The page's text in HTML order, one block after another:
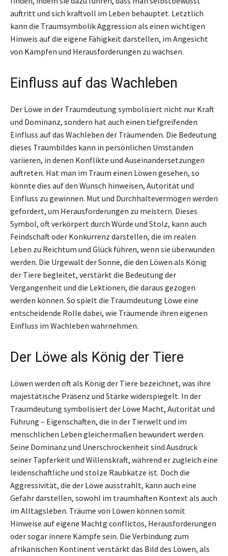
auftritt und sich kraftvoll im Leben behauptet. Letztlich
kann die Traumsymbolik Aggression als einen wichtigen
Hinweis auf die eigene Fähigkeit darstellen, im Angesicht
von Kämpfen und Herausforderungen zu wachsen.
Einfluss auf das Wachleben
Der Löwe in der Traumdeutung symbolisiert nicht nur Kraft
und Dominanz, sondern hat auch einen tiefgreifenden
Einfluss auf das Wachleben der Träumenden. Die Bedeutung
dieses Traumbildes kann in persönlichen Umständen
variieren, in denen Konflikte und Auseinandersetzungen
auftreten. Hat man im Traum einen Löwen gesehen, so
könnte dies auf den Wunsch hinweisen, Autorität und
Einfluss zu gewinnen. Mut und Durchhaltevermögen werden
gefordert, um Herausforderungen zu meistern. Dieses
Symbol, oft verkörpert durch Würde und Stolz, kann auch
Feindschaft oder Konkurrenz darstellen, die im realen
Leben zu Reichtum und Glück führen, wenn sie überwunden
werden. Die Urgewalt der Sonne, die den Löwen als König
der Tiere begleitet, verstärkt die Bedeutung der
Vergangenheit und die Lektionen, die daraus gezogen
werden können. So spielt die Traumdeutung Löwe eine
entscheidende Rolle dabei, wie Träumende ihren eigenen
Einfluss im Wachleben wahrnehmen.
Der Löwe als König der Tiere
Löwen werden oft als König der Tiere bezeichnet, was ihre
majestätische Präsenz und Stärke widerspiegelt. In der
Traumdeutung symbolisiert der Löwe Macht, Autorität und
Führung – Eigenschaften, die in der Tierwelt und im
menschlichen Leben gleichermaßen bewundert werden.
Seine Dominanz und Unerschrockenheit sind Ausdruck
seiner Tapferkeit und Willenskraft, während er zugleich eine
leidenschaftliche und stolze Raubkatze ist. Doch die
Aggressivität, die der Löwe ausstrahlt, kann auch eine
Gefahr darstellen, sowohl im traumhaften Kontext als auch
im Alltagsleben. Träume von Löwen können somit
Hinweise auf eigene Machtg conflictos, Herausforderungen
oder sogar innere Kämpfe sein. Die Verbindung zum
afrikanischen Kontinent verstärkt das Bild des Löwen, als